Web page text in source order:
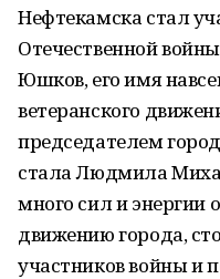
Нефтекамска стал
Отечественной
Юшков, его имя
ветеранского
председателем
стала Людмила
много сил и энергии
движению города,
участников войны и